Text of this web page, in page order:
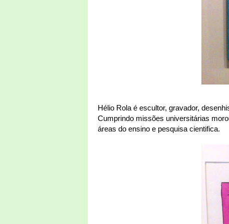
Hélio Rola é escultor, gravador,
Cumprindo missões universitárias
áreas do ensino e pesquisa cientifica.